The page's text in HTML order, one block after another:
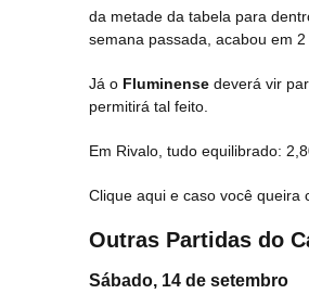
da metade da tabela para
semana passada, acabou em
Já o Fluminense deverá vir
permitirá tal feito.
Em Rivalo, tudo equilibrado:
Clique aqui e caso você queira
Outras Partidas do
Sábado, 14 de setembro